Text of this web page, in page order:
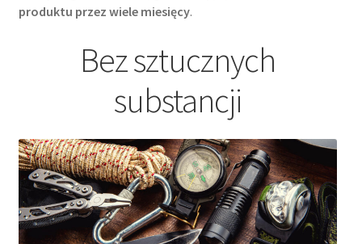
produktu przez wiele miesięcy.
Bez sztucznych
substancji